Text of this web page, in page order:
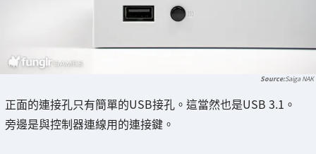
Saiga NAK
正面的連接孔只有簡單的USB接孔。這當然也是USB 3.1。
旁邊是與控制器連線用的連接鍵。